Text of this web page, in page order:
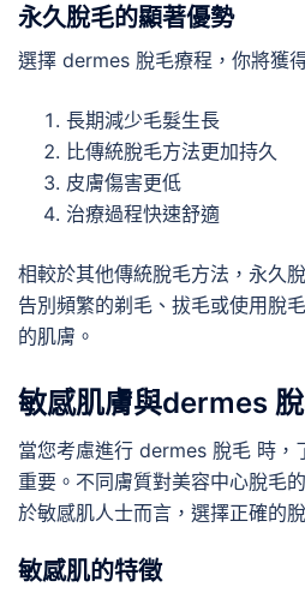
永久脫毛的顯著優勢
選擇 dermes 脫毛療程，你將獲
長期減少毛髮生長
比傳統脫毛方法更加持久
皮膚傷害更低
治療過程快速舒適
相較於其他傳統脫毛方法，永久
告別頻繁的剃毛、拔毛或使用脫
的肌膚。
敏感肌膚與dermes
當您考慮進行 dermes 脫毛 時，
重要。不同膚質對美容中心脫毛
於敏感肌人士而言，選擇正確的
敏感肌的特徵